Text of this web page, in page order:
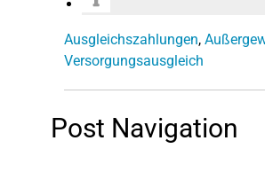
Ausgleichszahlungen,
Versorgungsausgleich
Post Navigation